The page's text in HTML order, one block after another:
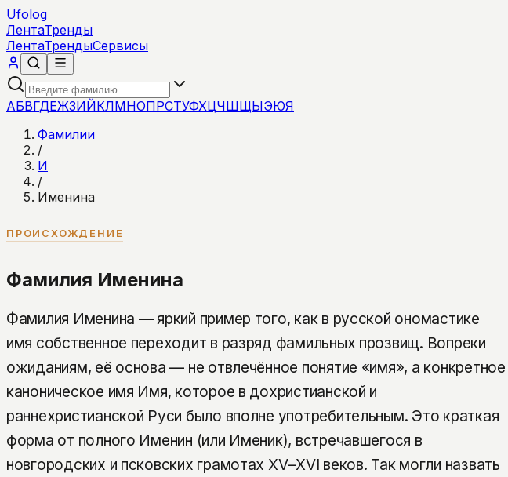
Ufolog
ЛентаТренды
ЛентаТрендыСервисы
АБВГДЕЖЗИЙКЛМНОПРСТУФХЦЧШЩЫЭЮЯ
Фамилии
/
И
/
Именина
ПРОИСХОЖДЕНИЕ
Фамилия Именина
Фамилия Именина — яркий пример того, как в русской ономастике
имя собственное переходит в разряд фамильных прозвищ. Вопреки
ожиданиям, её основа — не отвлечённое понятие «имя», а конкретное
каноническое имя Имя, которое в дохристианской и
раннехристианской Руси было вполне употребительным. Это краткая
форма от полного Именин (или Именик), встречавшегося в
новгородских и псковских грамотах XV–XVI веков. Так могли назвать